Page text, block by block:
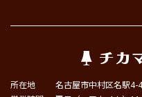
所在地
名古屋市中村区名駅4-